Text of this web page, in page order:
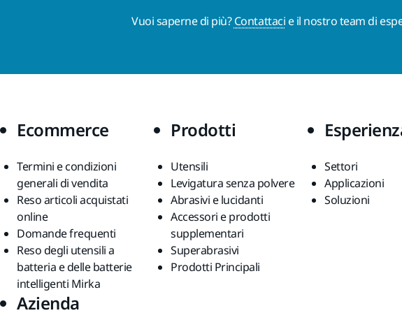
Vuoi saperne di più?Contattaci e il nostro team di
Ecommerce
Termini e condizioni
generali di vendita
Reso articoli acquistati
online
Domande frequenti
Reso degli utensili a
batteria e delle batterie
intelligenti Mirka
Prodotti
Utensili
Levigatura senza polvere
Abrasivi e lucidanti
Accessori e prodotti
supplementari
Superabrasivi
Prodotti Principali
Settori
Applicazioni
Soluzioni
Azienda